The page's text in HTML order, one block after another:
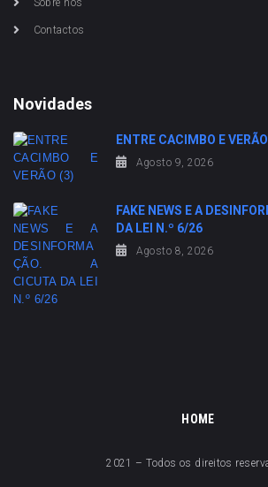
Sobre nós
Contactos
Novidades
ENTRE CACIMBO E
Agosto 9, 2026
FAKE NEWS E A
DA LEI N.º 6/26
Agosto 8, 2026
HOME
2021 – Todos os direitos